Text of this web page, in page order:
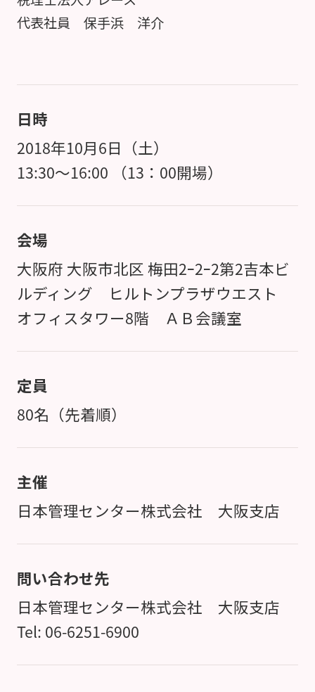
代表社員 保手浜 洋介
日時
2018年10月6日（土）
13:30～16:00 （13：00開場）
会場
大阪府 大阪市北区 梅田2ｰ2ｰ2第2吉本ビ
ルディング ヒルトンプラザウエスト
オフィスタワー8階 ＡＢ会議室
定員
80名（先着順）
主催
日本管理センター株式会社 大阪支店
問い合わせ先
日本管理センター株式会社 大阪支店
Tel: 06-6251-6900